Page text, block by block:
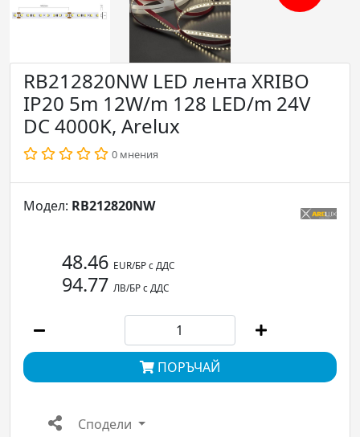
RB212820NW LED лента XRIBO
IP20 5m 12W/m 128 LED/m 24V
DC 4000K, Arelux
0 мнения
Модел: RB212820NW
48.46 EUR/БР с ДДС
94.77 ЛВ/БР с ДДС
ПОРЪЧАЙ
Сподели